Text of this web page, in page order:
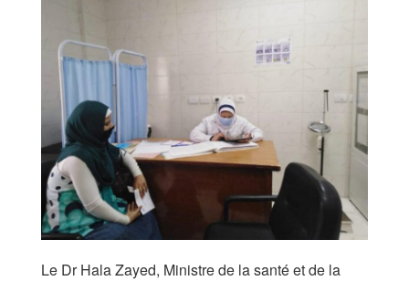
Le Dr Hala Zayed, Ministre de la santé et de la